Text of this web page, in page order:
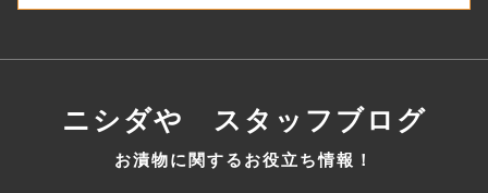
ニシダや スタッフブログ
お漬物に関するお役立ち情報！